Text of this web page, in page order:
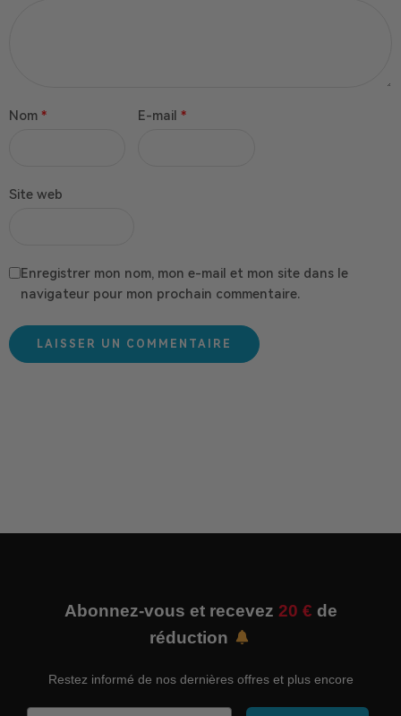
Nom * E-mail *
Site web
Enregistrer mon nom, mon e-mail et mon site dans le
navigateur pour mon prochain commentaire.
Abonnez-vous et recevez 20 € de
réduction
Restez informé de nos dernières offres et plus encore